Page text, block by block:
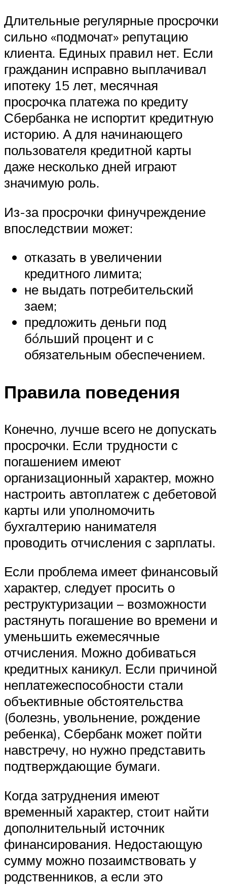
Длительные регулярные просрочки
сильно «подмочат» репутацию
клиента. Единых правил нет. Если
гражданин исправно выплачивал
ипотеку 15 лет, месячная
просрочка платежа по кредиту
Сбербанка не испортит кредитную
историю. А для начинающего
пользователя кредитной карты
даже несколько дней играют
значимую роль.
Из-за просрочки финучреждение
впоследствии может:
отказать в увеличении
кредитного лимита;
не выдать потребительский
заем;
предложить деньги под
бóльший процент и с
обязательным обеспечением.
Правила поведения
Конечно, лучше всего не допускать
просрочки. Если трудности с
погашением имеют
организационный характер, можно
настроить автоплатеж с дебетовой
карты или уполномочить
бухгалтерию нанимателя
проводить отчисления с зарплаты.
Если проблема имеет финансовый
характер, следует просить о
реструктуризации – возможности
растянуть погашение во времени и
уменьшить ежемесячные
отчисления. Можно добиваться
кредитных каникул. Если причиной
неплатежеспособности стали
объективные обстоятельства
(болезнь, увольнение, рождение
ребенка), Сбербанк может пойти
навстречу, но нужно представить
подтверждающие бумаги.
Когда затруднения имеют
временный характер, стоит найти
дополнительный источник
финансирования. Недостающую
сумму можно позаимствовать у
родственников, а если это